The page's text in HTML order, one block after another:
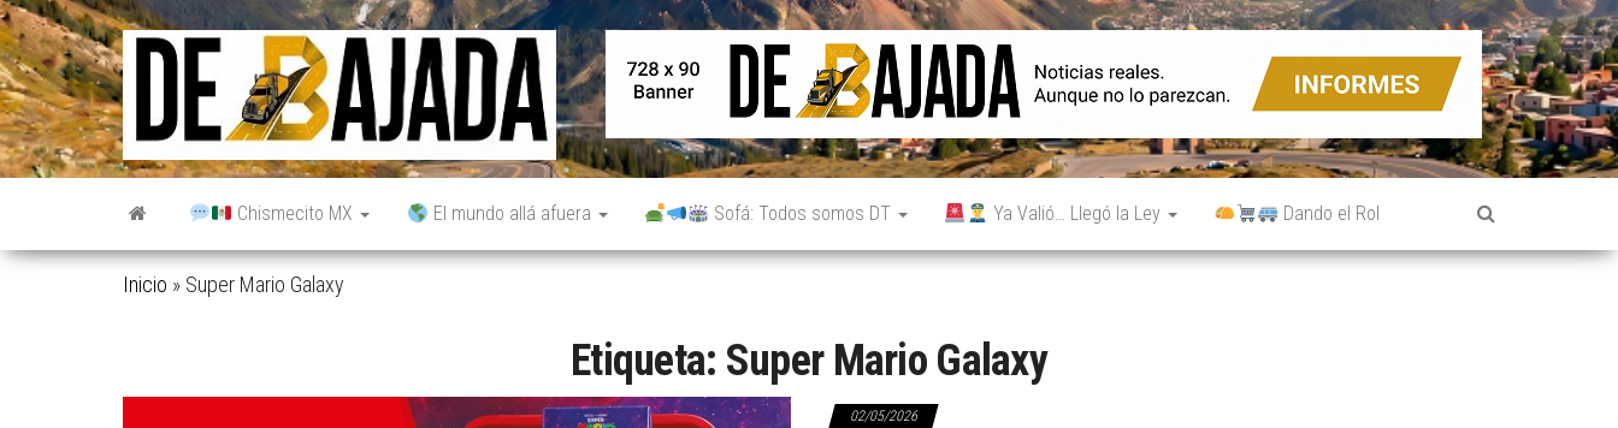
Saltar
al
contenido
De
Bajada
Noticias
reales.
Aunque
no lo
parezcan.
Chismecito MX El mundo allá afuera Sofá: Todos somos DT Ya Valió… Llegó la Ley Dando el Rol
Inicio » Super Mario Galaxy
Etiqueta: Super Mario Galaxy
02/05/2026